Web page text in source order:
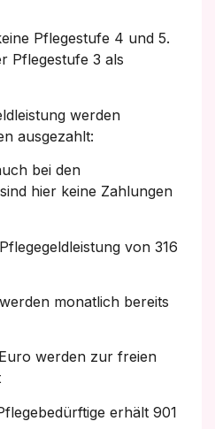
Pflegestufe 4 und 5.
Pflegestufe 3 als
werden
ausgezahlt:
bei den
hier keine Zahlungen
von 316
monatlich bereits
werden zur freien
erhält 901